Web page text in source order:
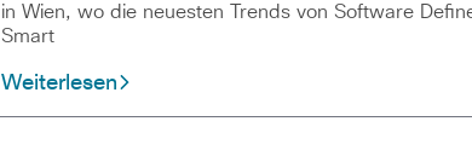
in Wien, wo die neuesten Trends von Software
Smart
Weiterlesen